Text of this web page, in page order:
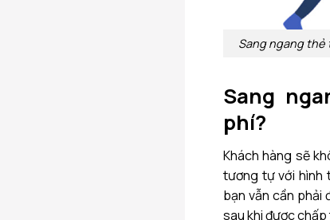
Sang ngang thẻ
Sang
phí?
Khách hàng sẽ
tương tự với hình
bạn vẫn cần phải
sau khi được